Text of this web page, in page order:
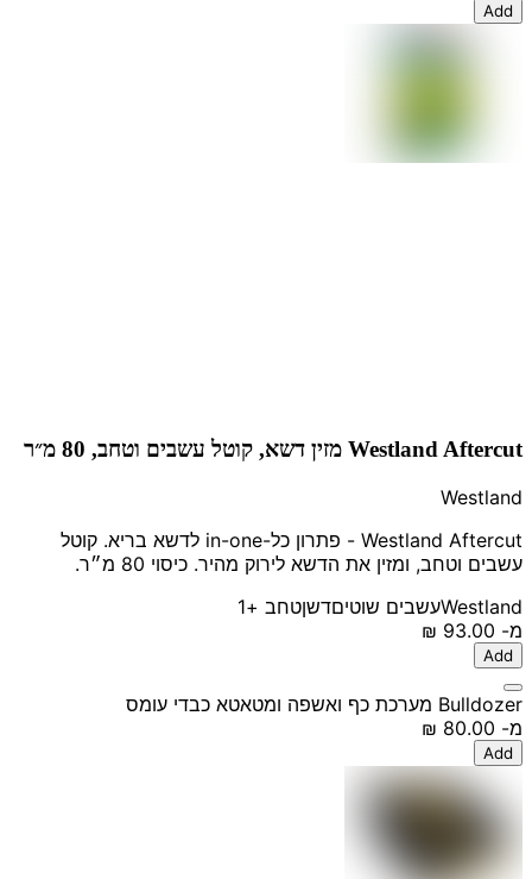
Add
Westland Aftercut מזין דשא, קוטל עשבים וטחב, 80 מ״ר
Westland
Westland Aftercut - פתרון כל-in-one לדשא בריא. קוטל
עשבים וטחב, ומזין את הדשא לירוק מהיר. כיסוי 80 מ״ר.
Westlandעשבים שוטיםדשןטחב +1
מ-
Add
Bulldozer מערכת כף ואשפה ומטאטא כבדי עומס
מ-
Add